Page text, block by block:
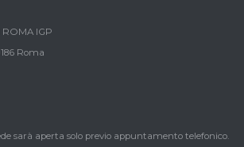
IGP
Roma
sarà aperta solo previo appuntamento telefonico.